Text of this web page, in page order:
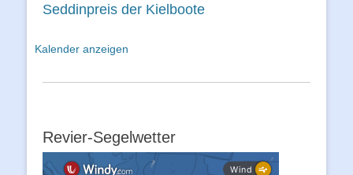
Seddinpreis der Kielboote
Kalender anzeigen
Revier-Segelwetter